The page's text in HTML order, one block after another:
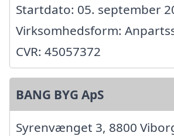
Startdato: 05. september
Virksomhedsform:
CVR: 45057372
BANG BYG ApS
Syrenvænget 3, 8800